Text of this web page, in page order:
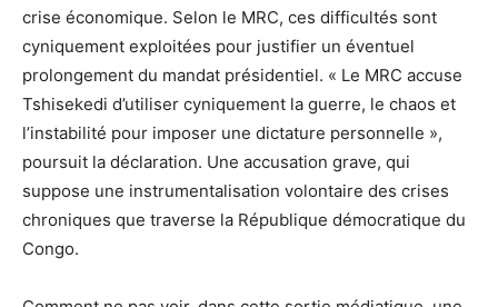
crise économique. Selon le MRC, ces difficultés sont
cyniquement exploitées pour justifier un éventuel
prolongement du mandat présidentiel. « Le MRC accuse
Tshisekedi d’utiliser cyniquement la guerre, le chaos et
l’instabilité pour imposer une dictature personnelle »,
poursuit la déclaration. Une accusation grave, qui
suppose une instrumentalisation volontaire des crises
chroniques que traverse la République démocratique du
Congo.